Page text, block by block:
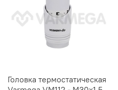
Головка термостатическая